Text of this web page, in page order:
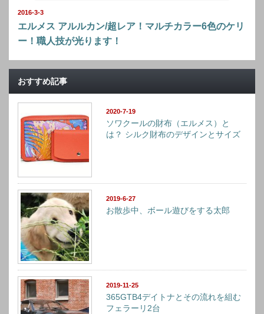
2016-3-3
エルメス アルルカン/超レア！マルチカラー6色のケリ
ー！職人技が光ります！
おすすめ記事
2020-7-19
ソワクールの財布（エルメス）と
は？ シルク財布のデザインとサイズ
2019-6-27
お散歩中、ボール遊びをする太郎
2019-11-25
365GTB4デイトナとその流れを組む
フェラーリ2台